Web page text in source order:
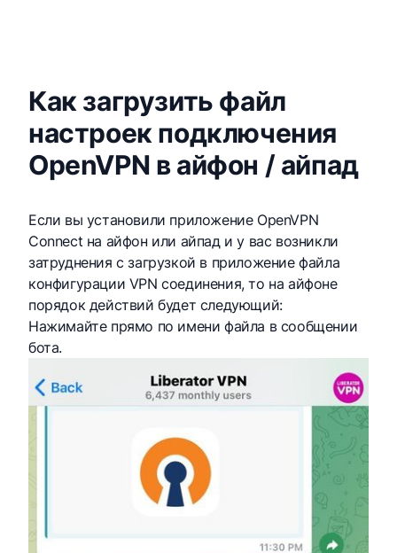
Как загрузить файл
настроек подключения
OpenVPN в айфон / айпад
Если вы установили приложение OpenVPN
Connect на айфон или айпад и у вас возникли
затруднения с загрузкой в приложение файла
конфигурации VPN соединения, то на айфоне
порядок действий будет следующий:
Нажимайте прямо по имени файла в сообщении
бота.